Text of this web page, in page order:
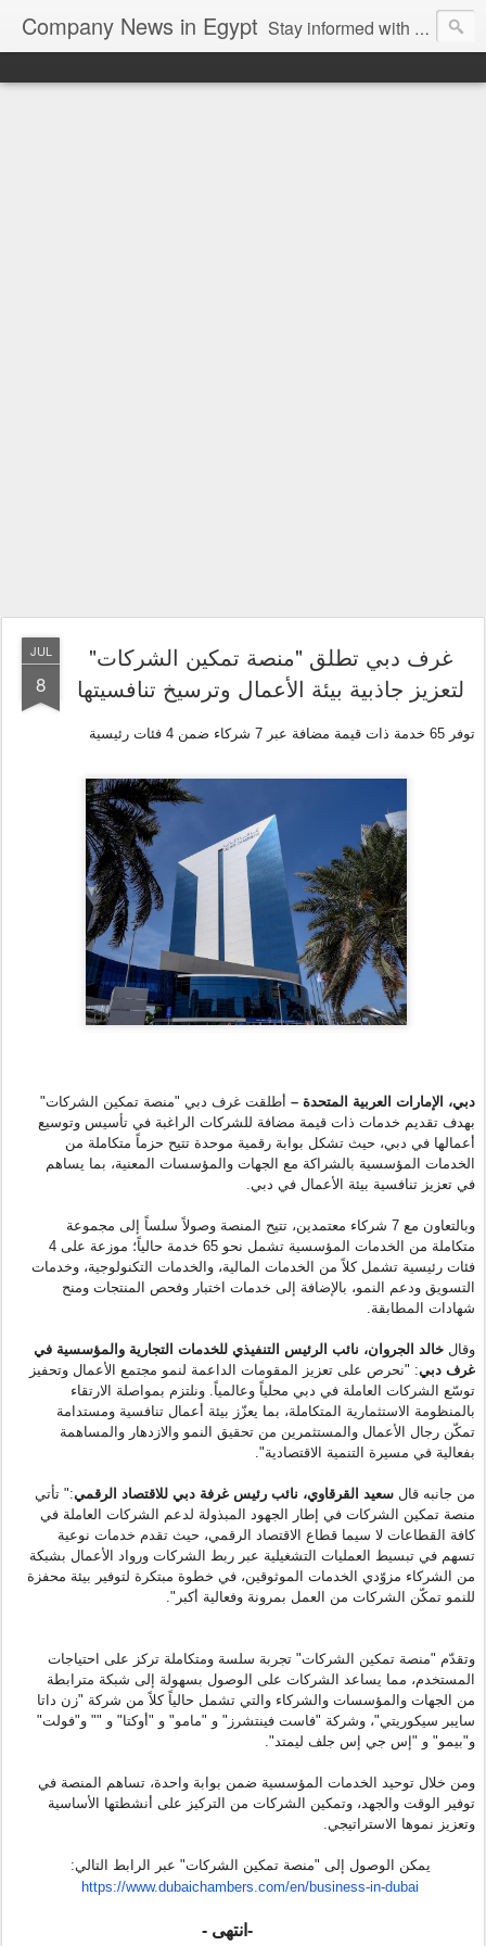
Company News in Egypt Stay informed with the latest company news and developments in Egypt and the region through our unbiased and direct news platform. Our blog publishes press releases and news directly from companies and their PR agencies, giving you a clear and unfiltered view of the industry. Make informed decisions with our easy to follow and clutter-free approach to company news.
JUL
8
غرف دبي تطلق "منصة تمكين الشركات"
لتعزيز جاذبية بيئة الأعمال وترسيخ تنافسيتها
توفر 65 خدمة ذات قيمة مضافة عبر 7 شركاء ضمن 4 فئات رئيسية
دبي، الإمارات العربية المتحدة – أطلقت غرف دبي "منصة تمكين الشركات"
بهدف تقديم خدمات ذات قيمة مضافة للشركات الراغبة في تأسيس وتوسيع
أعمالها في دبي، حيث تشكل بوابة رقمية موحدة تتيح حزماً متكاملة من
الخدمات المؤسسية بالشراكة مع الجهات والمؤسسات المعنية، بما يساهم
في تعزيز تنافسية بيئة الأعمال في دبي.
وبالتعاون مع 7 شركاء معتمدين، تتيح المنصة وصولاً سلساً إلى مجموعة
متكاملة من الخدمات المؤسسية تشمل نحو 65
خدمة حالياً؛ موزعة على 4
فئات رئيسية تشمل كلاً من الخدمات المالية، والخدمات التكنولوجية، وخدمات
التسويق ودعم النمو، بالإضافة إلى خدمات اختبار وفحص المنتجات ومنح
شهادات المطابقة.
وقال خالد الجروان، نائب الرئيس التنفيذي للخدمات التجارية والمؤسسية في
غرف دبي: "نحرص على تعزيز المقومات الداعمة لنمو مجتمع الأعمال وتحفيز
توسّع الشركات العاملة في دبي محلياً وعالمياً. ونلتزم بمواصلة الارتقاء
بالمنظومة الاستثمارية المتكاملة، بما يعزّز بيئة أعمال تنافسية ومستدامة
تمكّن رجال الأعمال والمستثمرين من تحقيق النمو والازدهار والمساهمة
بفعالية في مسيرة التنمية الاقتصادية".
من جانبه قال سعيد القرقاوي، نائب رئيس غرفة دبي للاقتصاد الرقمي:" تأتي
منصة تمكين الشركات في إطار الجهود المبذولة لدعم الشركات العاملة في
كافة القطاعات لا سيما قطاع الاقتصاد الرقمي، حيث تقدم خدمات نوعية
تسهم في تبسيط العمليات التشغيلية عبر ربط الشركات ورواد الأعمال بشبكة
من الشركاء مزوّدي الخدمات الموثوقين، في خطوة مبتكرة لتوفير بيئة محفزة
للنمو تمكّن الشركات من العمل بمرونة وفعالية أكبر".
وتقدّم "منصة تمكين الشركات" تجربة سلسة ومتكاملة تركز على احتياجات
المستخدم، مما يساعد الشركات على الوصول بسهولة إلى شبكة مترابطة
من الجهات والمؤسسات والشركاء والتي تشمل حالياً كلاً من شركة "زن داتا
سايبر سيكوريتي"، وشركة "فاست فينتشرز" و "مامو" و "أوكتا" و "" و"فولت"
و"بيمو" و "إس جي إس جلف ليمتد".
ومن خلال توحيد الخدمات المؤسسية ضمن بوابة واحدة، تساهم المنصة في
توفير الوقت والجهد، وتمكين الشركات من التركيز على أنشطتها الأساسية
وتعزيز نموها الاستراتيجي.
يمكن الوصول إلى "منصة تمكين الشركات" عبر الرابط التالي:
https://www.dubaichambers.com/en/business-in-dubai
-انتهى -